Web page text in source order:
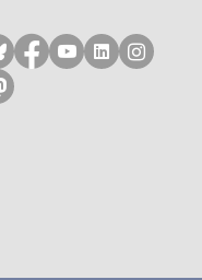
ons op bluesky
Volg ons op
Volg ons op
Volg ons
Volg
ons op mastodon